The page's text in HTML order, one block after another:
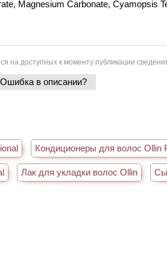
Magnesium Carbonate, Cyamopsis
на доступных к моменту публикации
Ошибка в описании?
Кондиционеры для волос Ollin
Лак для укладки волос Ollin